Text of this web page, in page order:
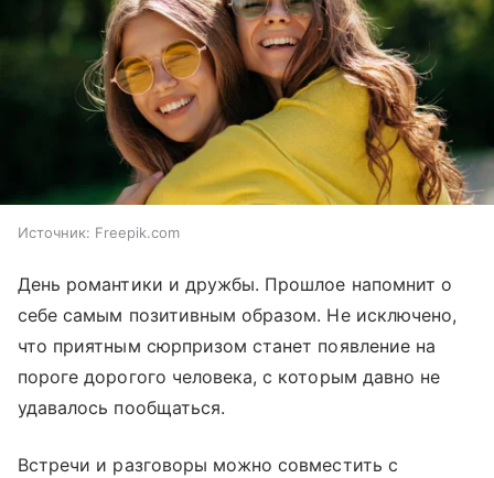
Источник: Freepik.com
День романтики и дружбы. Прошлое напомнит о
себе самым позитивным образом. Не исключено,
что приятным сюрпризом станет появление на
пороге дорогого человека, с которым давно не
удавалось пообщаться.
Встречи и разговоры можно совместить с